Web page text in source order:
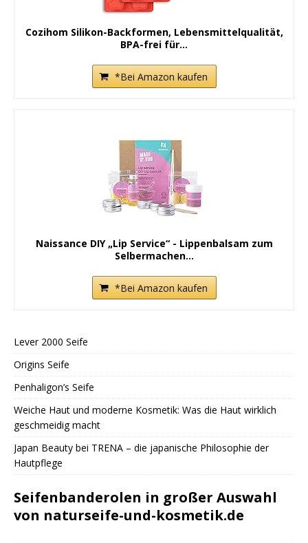
Cozihom Silikon-Backformen, Lebensmittelqualität,
BPA-frei für...
*Bei Amazon kaufen
Naissance DIY „Lip Service“ - Lippenbalsam zum
Selbermachen...
*Bei Amazon kaufen
Lever 2000 Seife
Origins Seife
Penhaligon’s Seife
Weiche Haut und moderne Kosmetik: Was die Haut wirklich
geschmeidig macht
Japan Beauty bei TRENA – die japanische Philosophie der
Hautpflege
Seifenbanderolen in großer Auswahl
von naturseife-und-kosmetik.de